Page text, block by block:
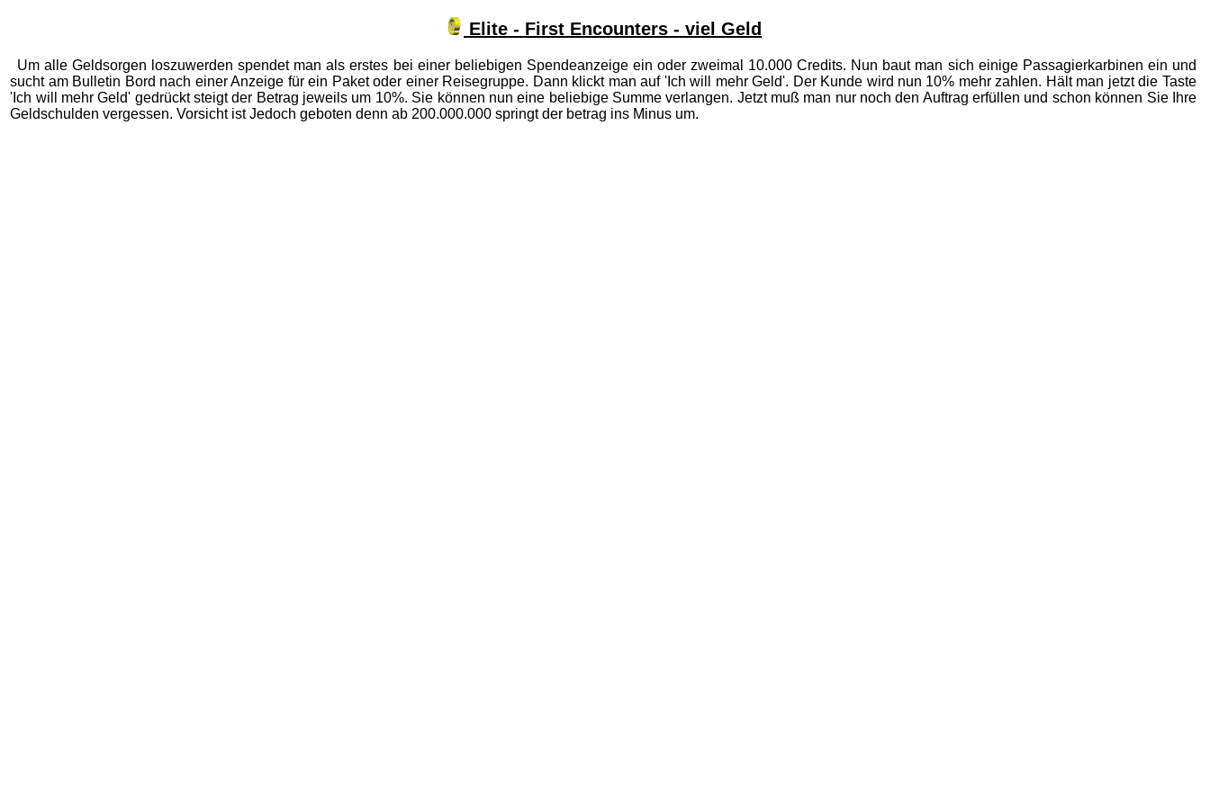
Elite - First Encounters - viel Geld
Um alle Geldsorgen loszuwerden spendet man als erstes bei einer beliebigen Spendeanzeige ein oder zweimal 10.000 Credits. Nun baut man sich einige Passagierkarbinen ein und
sucht am Bulletin Bord nach einer Anzeige für ein Paket oder einer Reisegruppe. Dann klickt man auf 'Ich will mehr Geld'. Der Kunde wird nun 10% mehr zahlen. Hält man jetzt die Taste
'Ich will mehr Geld' gedrückt steigt der Betrag jeweils um 10%. Sie können nun eine beliebige Summe verlangen. Jetzt muß man nur noch den Auftrag erfüllen und schon können Sie Ihre
Geldschulden vergessen. Vorsicht ist Jedoch geboten denn ab 200.000.000 springt der betrag ins Minus um.